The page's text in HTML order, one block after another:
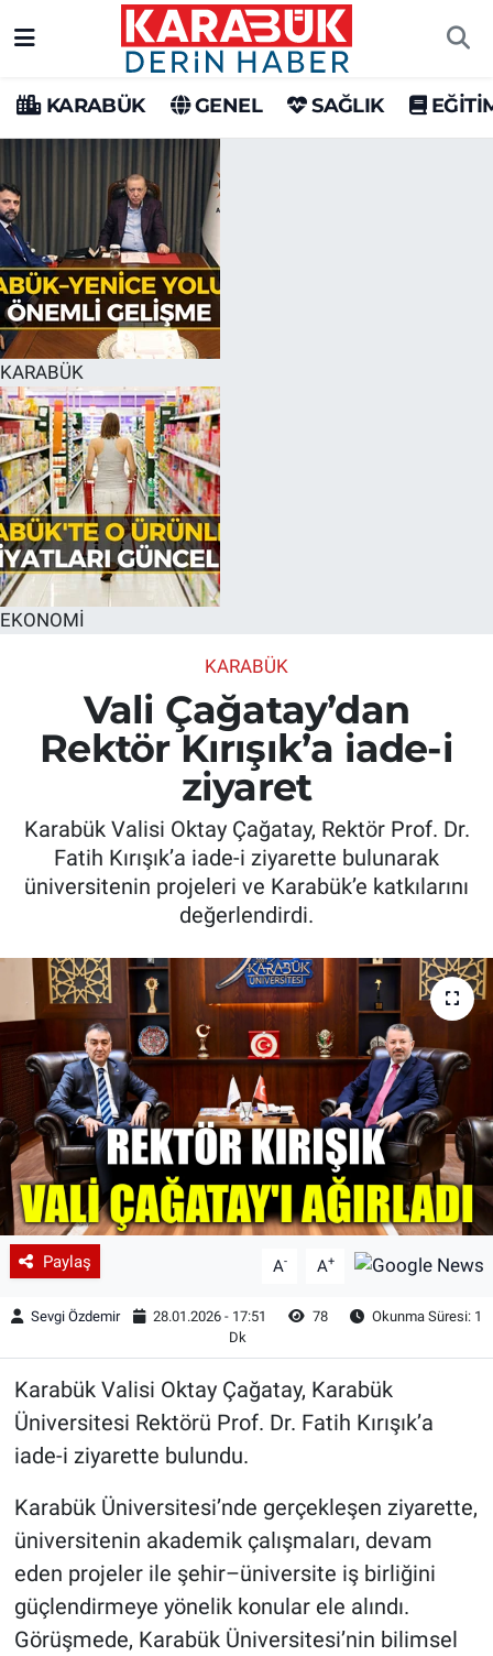
KARABÜK GENEL SAĞLIK
KARABÜK
EKONOMİ
KARABÜK
Vali Çağatay’dan
Rektör Kırışık’a iade-i
ziyaret
Karabük Valisi Oktay Çağatay, Rektör Prof. Dr.
Fatih Kırışık’a iade-i ziyarette bulunarak
üniversitenin projeleri ve Karabük’e katkılarını
değerlendirdi.
Paylaş A- A+
Sevgi Özdemir 28.01.2026 - 17:51 78
Okunma Süresi: 1
Dk
Karabük Valisi Oktay Çağatay, Karabük
Üniversitesi Rektörü Prof. Dr. Fatih Kırışık’a
iade-i ziyarette bulundu.
Karabük Üniversitesi’nde gerçekleşen ziyarette,
üniversitenin akademik çalışmaları, devam
eden projeler ile şehir–üniversite iş birliğini
güçlendirmeye yönelik konular ele alındı.
Görüşmede, Karabük Üniversitesi’nin bilimsel
Karabük Hava Durumu
Karabük Trafik Yoğunluk Haritası
Süper Lig Puan Durumu ve Fikstür
Tüm Manşetler
Son Dakika Haberleri
Haber Arşivi